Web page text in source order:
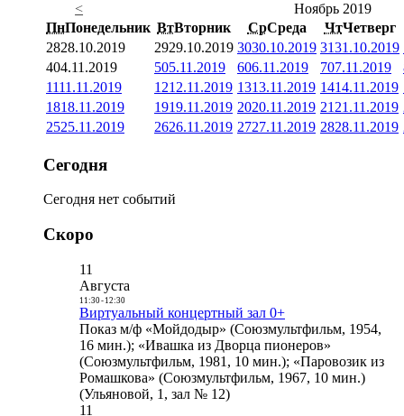
<
Ноябрь 2019
ПнПонедельник ВтВторник СрСреда ЧтЧетверг
2828.10.2019 2929.10.2019 3030.10.2019 3131.10.2019
404.11.2019 505.11.2019 606.11.2019 707.11.2019
1111.11.2019 1212.11.2019 1313.11.2019 1414.11.2019
1818.11.2019 1919.11.2019 2020.11.2019 21 21.11.2019
2525.11.2019 2626.11.2019 2727.11.2019 2828.11.2019
Сегодня
Сегодня нет событий
Скоро
11
Августа
11:30- 12:30
Виртуальный концертный зал 0+
Показ м/ф «Мойдодыр» (Союзмультфильм, 1954,
16 мин.); «Ивашка из Дворца пионеров»
(Союзмультфильм, 1981, 10 мин.); «Паровозик из
Ромашкова» (Союзмультфильм, 1967, 10 мин.)
(Ульяновой, 1, зал № 12)
11